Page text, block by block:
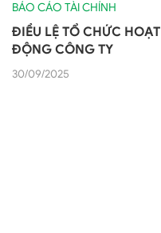
BÁO CÁO TÀI CHÍNH
ĐIỀU LỆ TỔ CHỨC HOẠT
ĐỘNG CÔNG TY
30/09/2025